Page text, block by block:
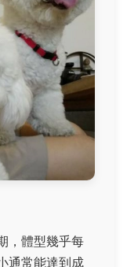
，體型幾乎每
通常能達到成